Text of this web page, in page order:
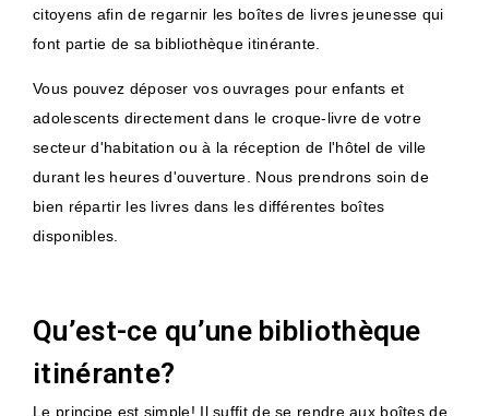
citoyens afin de regarnir les boîtes de livres jeunesse qui
font partie de sa bibliothèque itinérante.
Vous pouvez déposer vos ouvrages pour enfants et
adolescents directement dans le croque-livre de votre
secteur d'habitation ou à la réception de l'hôtel de ville
durant les heures d'ouverture. Nous prendrons soin de
bien répartir les livres dans les différentes boîtes
disponibles.
Qu’est-ce qu’une bibliothèque
itinérante?
Le principe est simple! Il suffit de se rendre aux boîtes de